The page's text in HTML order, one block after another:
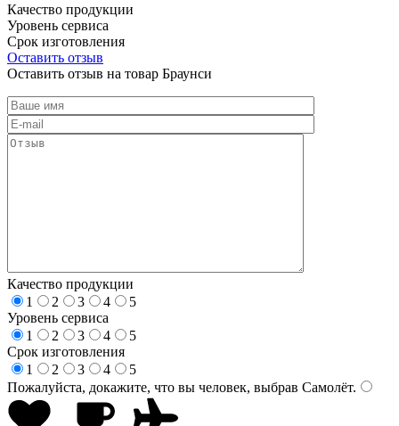
Качество продукции
Уровень сервиса
Срок изготовления
Оставить отзыв
Оставить отзыв на товар Браунси
Качество продукции
1
2 3 4
5
Уровень сервиса
1
2 3 4
5
Срок изготовления
1
2 3 4
5
Пожалуйста, докажите, что вы человек, выбрав Самолёт.